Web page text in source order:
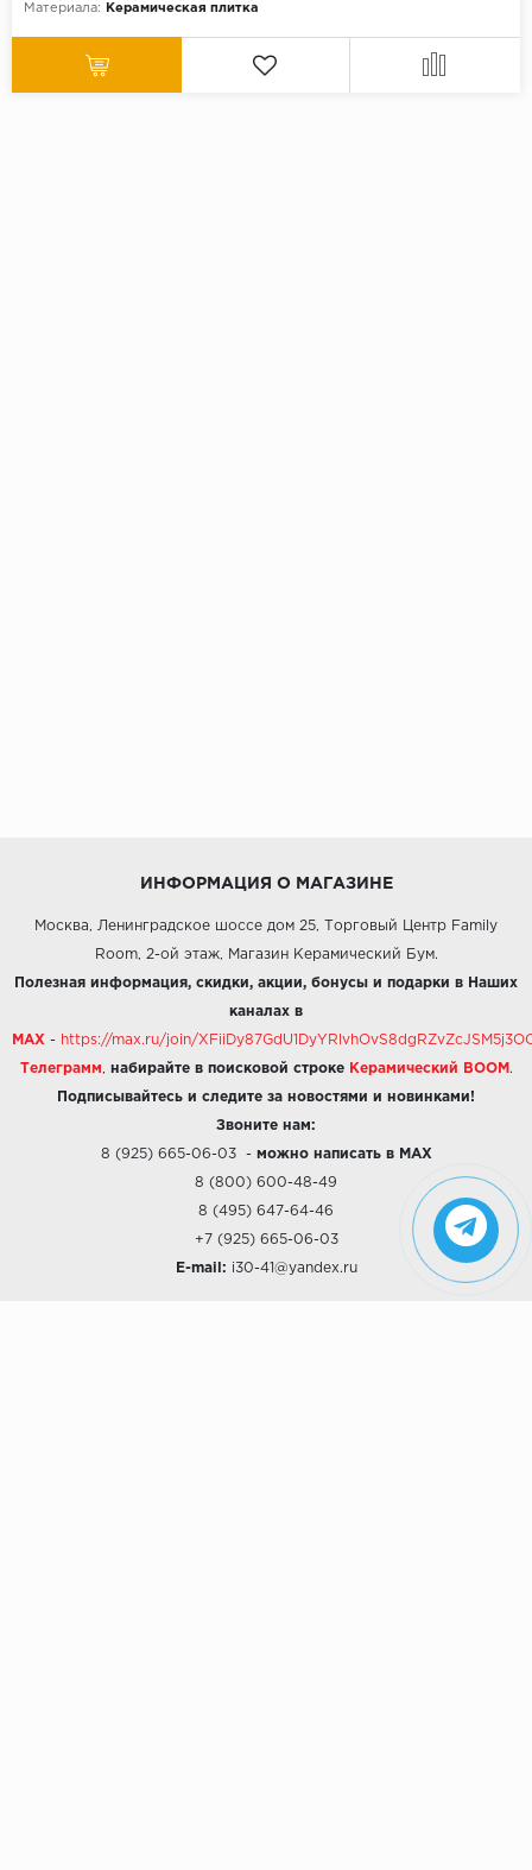
Материала:
Керамическая плитка
ИНФОРМАЦИЯ О МАГАЗИНЕ
Москва, Ленинградское шоссе дом 25, Торговый Центр Family
Room, 2-ой этаж, Магазин Керамический Бум.
Полезная информация, скидки, акции, бонусы и подарки в Наших
каналах в
MAX - https://max.ru/join/
Телеграмм набирайте в поисковой строке Керамический BOOM .
Подписывайтесь и следите за новостями и новинками!
Звоните нам:
8 (925) 665-06-03- можно написать в MAX
8 (800) 600-48-49
8 (495) 647-64-46
+7 (925) 665-06-03
E-mail: i30-41@yandex.ru